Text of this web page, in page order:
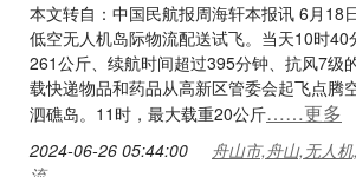
本文转自：中国民航报周海轩本报讯 6月18
低空无人机岛际物流配送试飞。当天10时40
261公斤、续航时间超过395分钟、抗风7级
载快递物品和药品从高新区管委会起飞点腾
泗礁岛。11时，最大载重20公斤……更多
2024-06-26 05:44:00
舟山市,舟山,无人